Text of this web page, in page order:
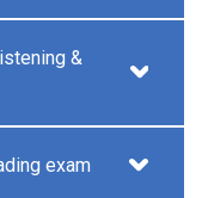
&
exam